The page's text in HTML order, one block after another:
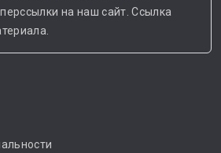
на наш сайт. Ссылка